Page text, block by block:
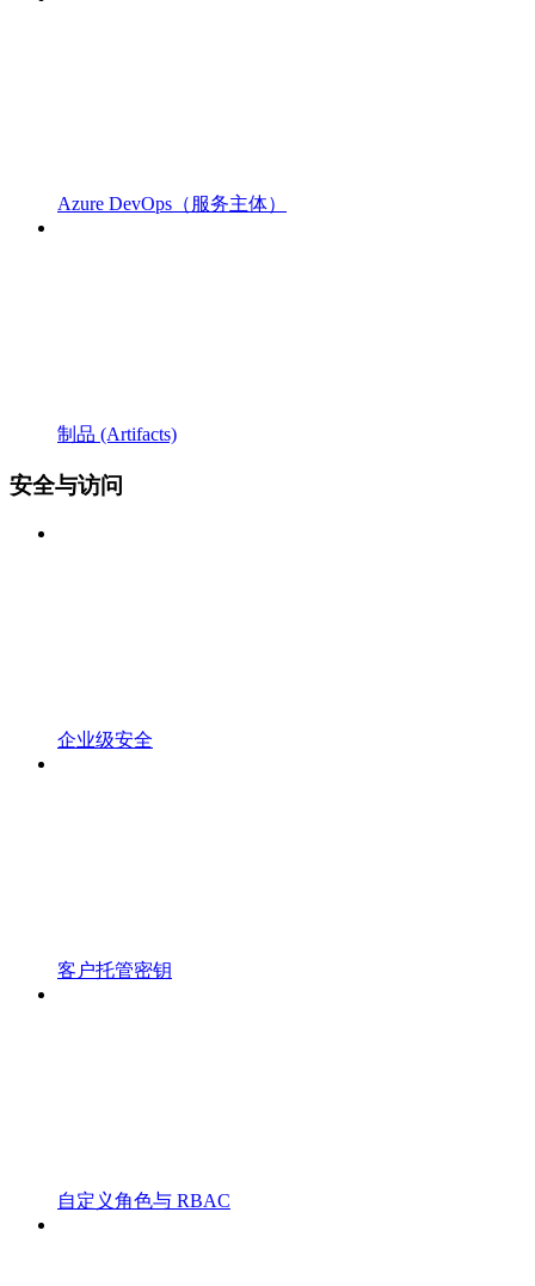
Azure DevOps（服务主体）
制品 (Artifacts)
安全与访问
企业级安全
客户托管密钥
自定义角色与 RBAC